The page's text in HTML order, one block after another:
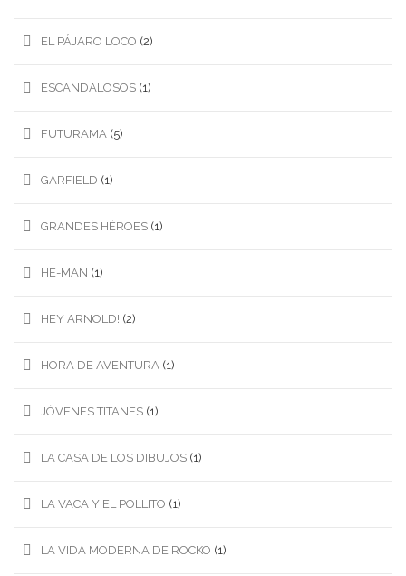
EL PÁJARO LOCO (2)
ESCANDALOSOS (1)
FUTURAMA (5)
GARFIELD (1)
GRANDES HÉROES (1)
HE-MAN (1)
HEY ARNOLD! (2)
HORA DE AVENTURA (1)
JÓVENES TITANES (1)
LA CASA DE LOS DIBUJOS (1)
LA VACA Y EL POLLITO (1)
LA VIDA MODERNA DE ROCKO (1)